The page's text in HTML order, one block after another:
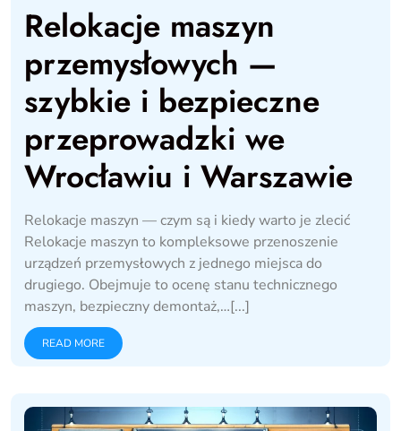
Relokacje maszyn
przemysłowych —
szybkie i bezpieczne
przeprowadzki we
Wrocławiu i Warszawie
Relokacje maszyn — czym są i kiedy warto je zlecić
Relokacje maszyn to kompleksowe przenoszenie
urządzeń przemysłowych z jednego miejsca do
drugiego. Obejmuje to ocenę stanu technicznego
maszyn, bezpieczny demontaż,…[...]
READ MORE